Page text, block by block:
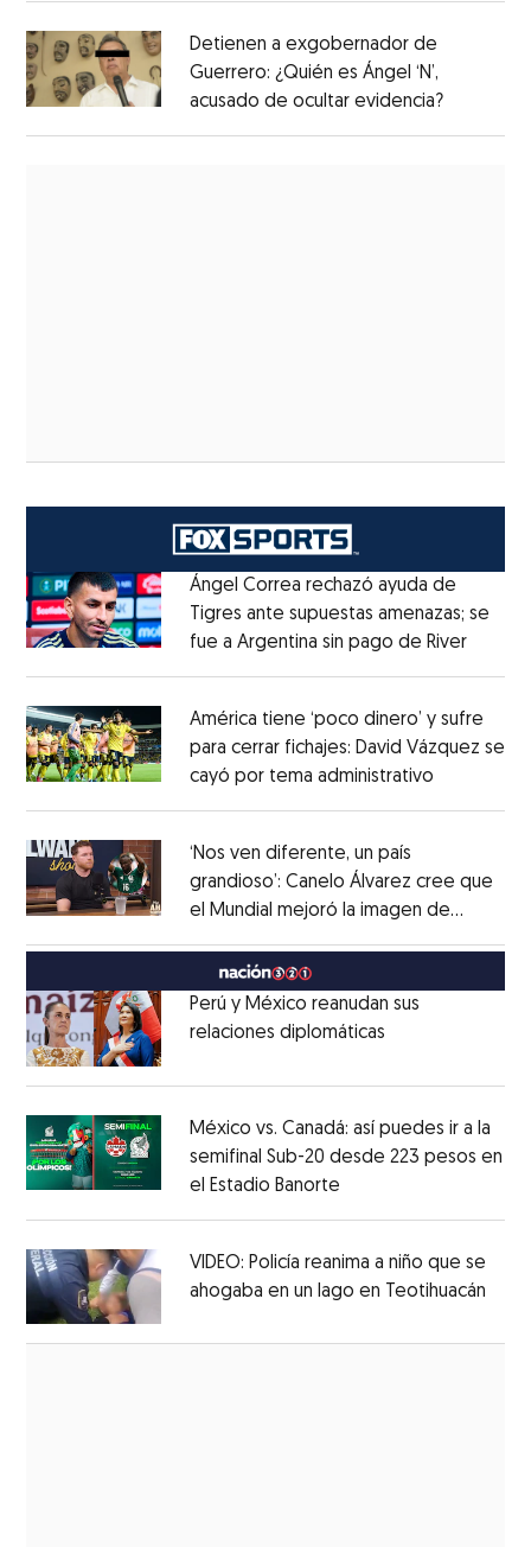
Detienen a exgobernador de
Guerrero: ¿Quién es Ángel ‘N’,
acusado de ocultar evidencia?
Ángel Correa rechazó ayuda de
Tigres ante supuestas amenazas; se
fue a Argentina sin pago de RiverOpens
América tiene ‘poco dinero’ y sufre
para cerrar fichajes: David Vázquez se
cayó por tema administrativo
‘Nos ven diferente, un país
grandioso’: Canelo Álvarez cree que
el Mundial mejoró la imagen de
MéxicoOpens in new window
Perú y México reanudan sus
relaciones diplomáticas
México vs. Canadá: así puedes ir a la
semifinal Sub-20 desde 223 pesos en
el Estadio Banorte
VIDEO: Policía reanima a niño que se
ahogaba en un lago en Teotihuacán